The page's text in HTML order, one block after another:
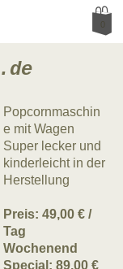
0
Popcornmaschin
e mit Wagen
Super lecker und
kinderleicht in der
Herstellung
Preis: 49,00 € /
Tag
Wochenend
Special: 89,00 €